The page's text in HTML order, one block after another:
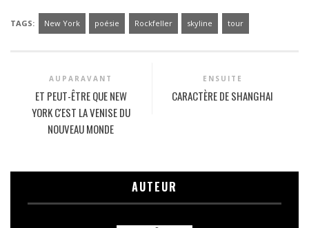
TAGS: New York poésie Rockfeller skyline tour
AUPARAVANT
ET PEUT-ÊTRE QUE NEW
YORK C'EST LA VENISE DU
NOUVEAU MONDE
ENSUITE
CARACTÈRE DE SHANGHAI
AUTEUR